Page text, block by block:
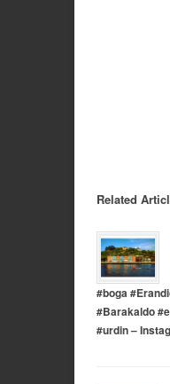
Related
#boga
#Barakaldo
#urdin –